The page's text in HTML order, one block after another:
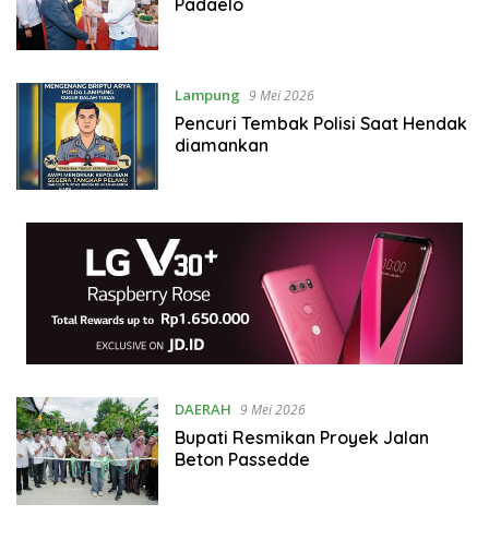
Padaelo
Lampung 9 Mei 2026
Pencuri Tembak Polisi Saat Hendak
diamankan
DAERAH 9 Mei 2026
Bupati Resmikan Proyek Jalan
Beton Passedde